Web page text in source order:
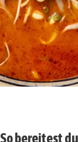
So bereitest